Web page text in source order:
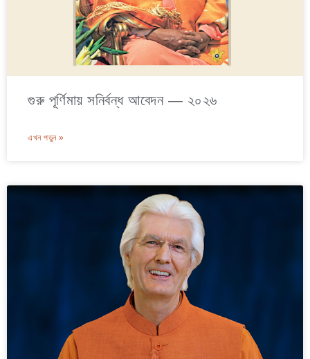
গুরু পূর্ণিমায় সনির্বন্ধ আবেদন — ২০২৬
এখন পড়ুন »